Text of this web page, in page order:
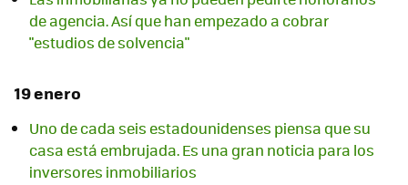
de agencia. Así que han empezado a cobrar
"estudios de solvencia"
19 enero
Uno de cada seis estadounidenses piensa que su
casa está embrujada. Es una gran noticia para los
inversores inmobiliarios